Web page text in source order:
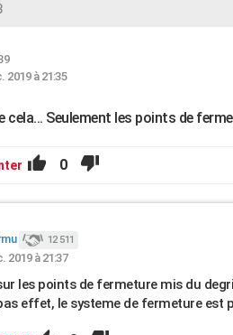
2019 à 21:35
cela... Seulement les points de
0
12 511
2019 à 21:37
les points de fermeture mis du
effet, le systeme de fermeture est